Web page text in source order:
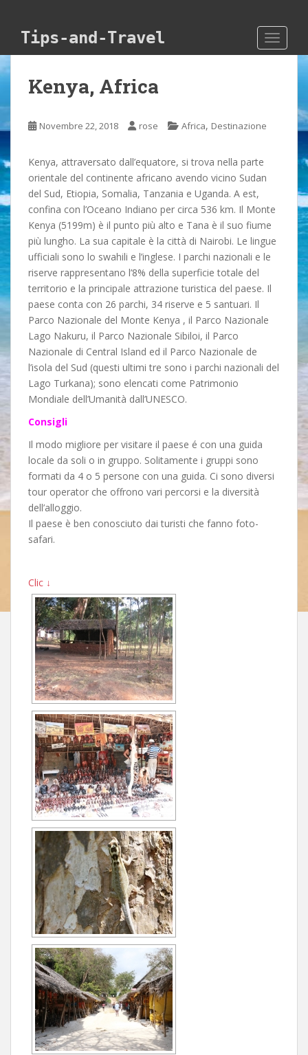
Tips-and-Travel
Kenya, Africa
Novembre 22, 2018 rose Africa, Destinazione
Kenya, attraversato dall’equatore, si trova nella parte
orientale del continente africano avendo vicino Sudan
del Sud, Etiopia, Somalia, Tanzania e Uganda. A est,
confina con l’Oceano Indiano per circa 536 km. Il Monte
Kenya (5199m) è il punto più alto e Tana è il suo fiume
più lungho. La sua capitale è la città di Nairobi. Le lingue
ufficiali sono lo swahili e l’inglese. I parchi nazionali e le
riserve rappresentano l’8% della superficie totale del
territorio e la principale attrazione turistica del paese. Il
paese conta con 26 parchi, 34 riserve e 5 santuari. Il
Parco Nazionale del Monte Kenya , il Parco Nazionale
Lago Nakuru, il Parco Nazionale Sibiloi, il Parco
Nazionale di Central Island ed il Parco Nazionale de
l’isola del Sud (questi ultimi tre sono i parchi nazionali del
Lago Turkana); sono elencati come Patrimonio
Mondiale dell’Umanità dall’UNESCO.
Consigli
Il modo migliore per visitare il paese é con una guida
locale da soli o in gruppo. Solitamente i gruppi sono
formati da 4 o 5 persone con una guida. Ci sono diversi
tour operator che offrono vari percorsi e la diversità
dell’alloggio.
Il paese è ben conosciuto dai turisti che fanno foto-
safari.
Clic ↓